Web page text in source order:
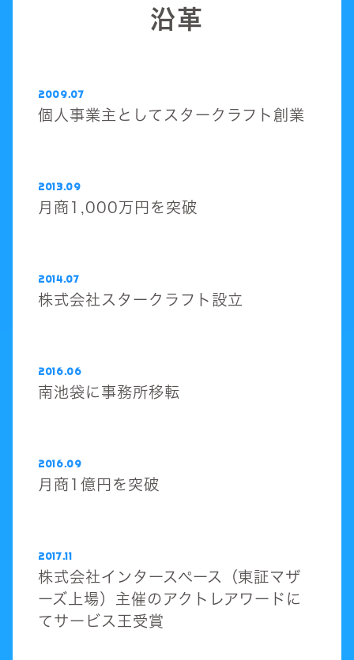
沿革
2009.07
個人事業主としてスタークラフト創業
2013.09
月商1,000万円を突破
2014.07
株式会社スタークラフト設立
2016.06
南池袋に事務所移転
2016.09
月商1億円を突破
2017.11
株式会社インタースペース（東証マザ
ーズ上場）主催のアクトレアワードに
てサービス王受賞